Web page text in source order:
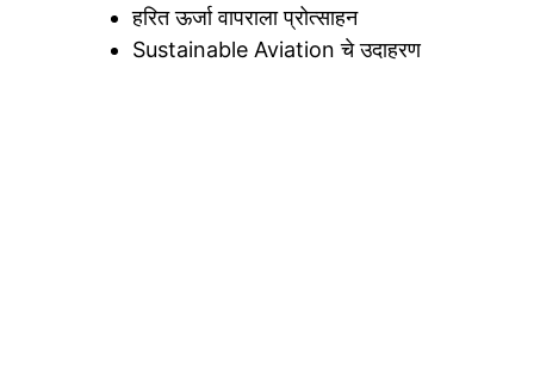
हरित ऊर्जा वापराला प्रोत्साहन
Sustainable Aviation चे उदाहरण